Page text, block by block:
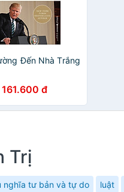
Đến Nhà Trắng
161.600 đ
Trị
nghĩa tư bản và tự do luật